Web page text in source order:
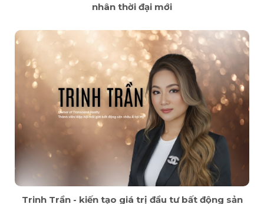
nhân thời đại mới
Trinh Trần - kiến tạo giá trị đầu tư bất động sản